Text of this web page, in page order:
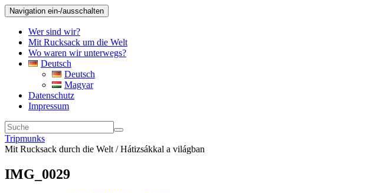
Navigation ein-/ausschalten
Wer sind wir?
Mit Rucksack um die Welt
Wo waren wir unterwegs?
Deutsch
Deutsch
Magyar
Datenschutz
Impressum
Tripmunks
Mit Rucksack durch die Welt / Hátizsákkal a világban
IMG_0029